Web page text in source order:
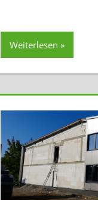
Weiterlesen